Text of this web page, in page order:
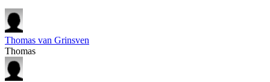
Thomas van Grinsven
Thomas